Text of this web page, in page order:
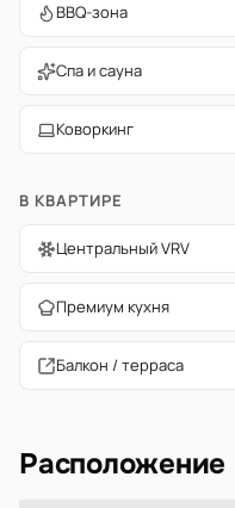
BBQ-зона
Спа и сауна
Коворкинг
В КВАРТИРЕ
Центральный VRV
Премиум кухня
Балкон / терраса
Расположение